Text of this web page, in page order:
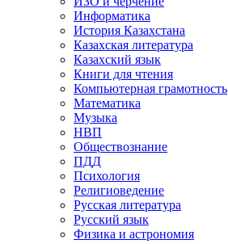
Информатика
История Казахстана
Казахская литература
Казахский язык
Книги для чтения
Компьютерная грамотность
Математика
Музыка
НВП
Обществознание
ПДД
Психология
Религиоведение
Русская литература
Русский язык
Физика и астрономия